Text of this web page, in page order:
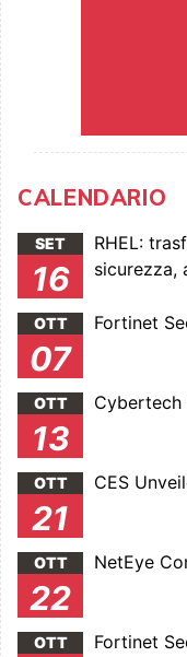
CALENDARIO
SET
16
RHEL:
sicurezza,
OTT
07
Fortinet
OTT
13
Cybertech
OTT
21
CES
OTT
22
NetEye
OTT Fortinet